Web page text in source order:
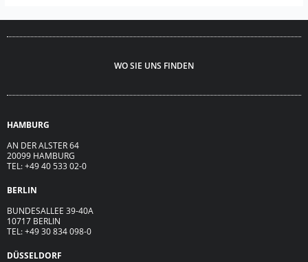
WO SIE UNS FINDEN
HAMBURG
AN DER ALSTER 64
20099 HAMBURG
TEL: +49 40 533 02-0
BERLIN
BUNDESALLEE 39-40A
10717 BERLIN
TEL: +49 30 834 098-0
DÜSSELDORF